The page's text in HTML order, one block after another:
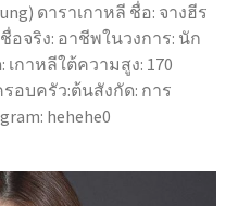
ดาราเกาหลี ชื่อ: จางฮีร
ชื่อจริง: อาชีพในวงการ: นัก
กาหลีใต้ความสูง: 170
อบครัว:ต้นสังกัด: การ
hehehe0